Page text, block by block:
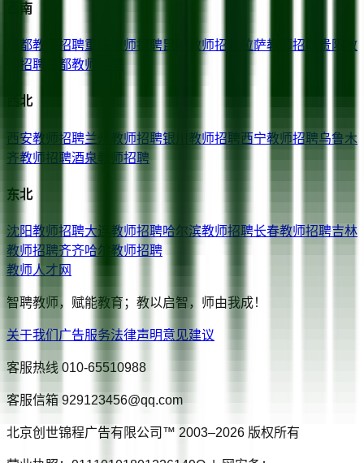
西南
成都教师招聘重庆 教师招聘昆明 教师招聘 拉萨教师招聘 贵阳
教
师招聘
昌都教师招聘
西北
西安教师招聘兰州 教师招聘银川 教师招聘 西宁教师招聘乌鲁木
齐教师招聘酒泉 教师招聘
东北
沈阳教师招聘大连 教师招聘哈尔滨教师招聘长春教师招聘吉林
教师招聘齐齐哈尔
教师招聘
教师人才网
智聘教师，赋能教育；教以启智，师由我成！
关于我们 广告服务法律声明意见建议
客服热线 010-65510988
客服信箱 929123456@qq.com
北京创世锦程广告有限公司™ 2003–2026 版权所有